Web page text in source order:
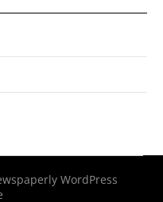
WordPress